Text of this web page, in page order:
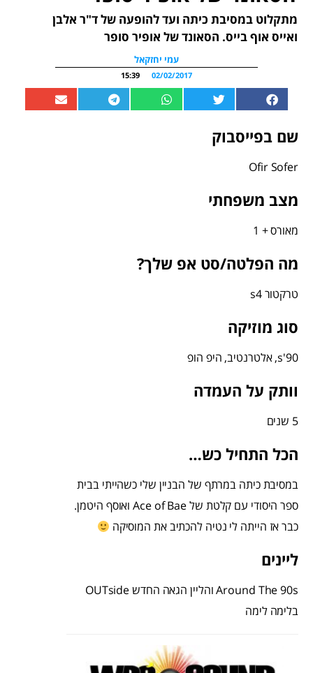
מתקלוט במסיבת כיתה ועד להופעה של ד"ר אלבן
ואייס אוף בייס. הסאונד של אופיר סופר
עמי יחזקאל
02/02/2017
15:39
שם בפייסבוק
Ofir Sofer
מצב משפחתי
מאורס + 1
מה הפלטה/סט אפ שלך?
טרקטור s4
סוג מוזיקה
90's, אלטרנטיב, היפ הופ
וותק על העמדה
5 שנים
הכל התחיל כש…
במסיבת כיתה במרתף של הבניין שלי כשהייתי בבית
ספר היסודי עם קלטת של Ace of Bae ואוסף היטמן.
כבר אז הייתה לי נטיה להכתיב את המוסיקה
ליינים
Around The 90s והליין הגאה החדש OUTside
בלימה לימה